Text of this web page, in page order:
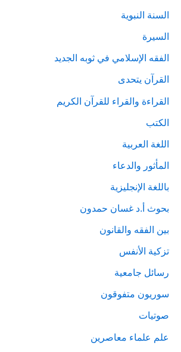
السنة النبوية
السيرة
الفقه الإسلامي في ثوبه الجديد
القرآن يتحدى
القراءة والقراء للقرآن الكريم
الكتب
اللغة العربية
المأثور والدعاء
باللغة الإنجليزية
بحوث أ.د غسان حمدون
بين الفقه والقانون
تزكية الأنفس
رسائل جامعية
سوريون متفوقون
صوتيات
علم علماء معاصرين